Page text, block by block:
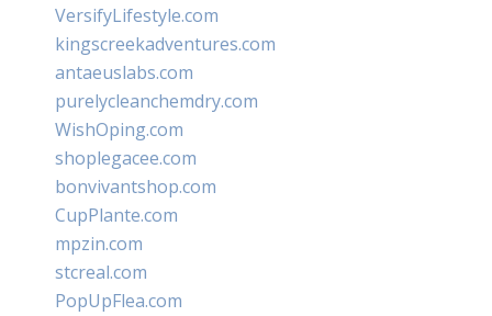
VersifyLifestyle.com
kingscreekadventures.com
antaeuslabs.com
purelycleanchemdry.com
WishOping.com
shoplegacee.com
bonvivantshop.com
CupPlante.com
mpzin.com
stcreal.com
PopUpFlea.com